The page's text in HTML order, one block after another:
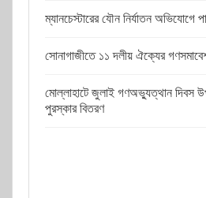
ম্যানচেস্টারের যৌন নির্যাতন অভিযোগে
সোনাগাজীতে ১১ দলীয় ঐক্যের
মোল্লাহাটে জুলাই গণঅভ্যুত্থান দিবস
পুরস্কার বিতরণ